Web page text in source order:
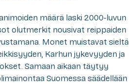
määrä laski 2000-luvun
olutmerkit nousivat reippaiden
Monet muistavat sieltä
Karhun jykevyyden ja
Samaan aikaan täytyy
Suomessa säädellään